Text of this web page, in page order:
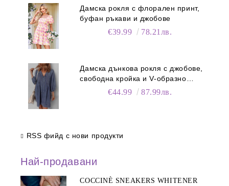
Дамска рокля с флорален принт,
буфан ръкави и джобове
€39.99 78.21лв.
Дамска дънкова рокля с джобове,
свободна кройка и V-образно
деколте€44.99 87.99лв.
RSS фийд с нови продукти
Най-продавани
COCCINÈ SNEAKERS WHITENER